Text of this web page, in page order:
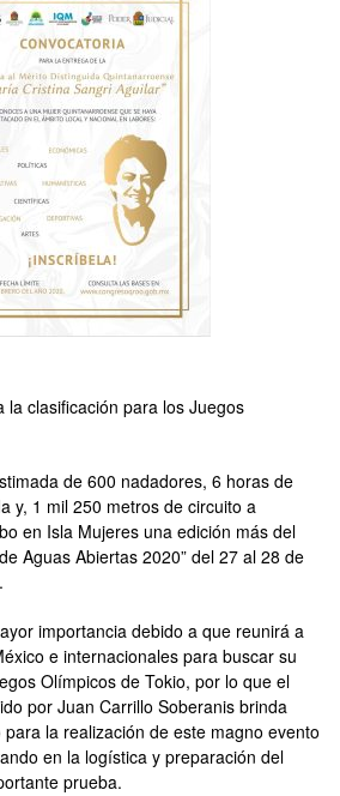
la clasificación para los Juegos
de 600 nadadores, 6 horas de
y, 1 mil 250 metros de circuito a
en Isla Mujeres una edición más del
Aguas Abiertas 2020” del 27 al 28 de
importancia debido a que reunirá a
e internacionales para buscar su
Olímpicos de Tokio, por lo que el
por Juan Carrillo Soberanis brinda
la realización de este magno evento
en la logística y preparación del
prueba.